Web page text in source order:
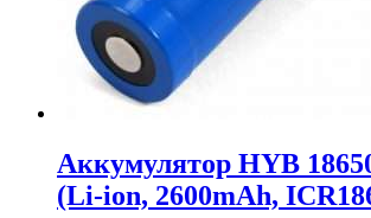
Аккумулятор HYB
(Li-ion, 2600mAh,